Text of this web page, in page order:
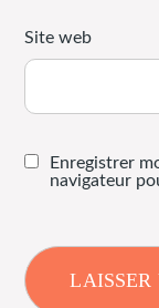
Site web
Enregistrer
navigateur